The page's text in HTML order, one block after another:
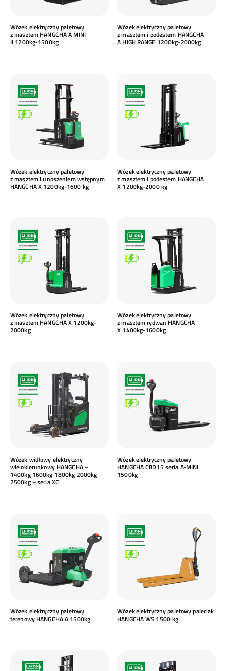
Wózek elektryczny paletowy
z masztem HANGCHA A MINI
II 1200kg-1500kg
Wózek elektryczny paletowy
z masztem i podestem HANGCHA
A HIGH RANGE 1200kg-2000kg
Wózek elektryczny paletowy
z masztem i unoszeniem wstępnym
HANGCHA X 1200kg-1600 kg
Wózek elektryczny paletowy
z masztem i podestem HANGCHA
X 1200kg-2000 kg
Wózek elektryczny paletowy
z masztem HANGCHA X 1200kg-
2000kg
Wózek elektryczny paletowy
z masztem rydwan HANGCHA
X 1400kg-1600kg
Wózek widłowy elektryczny
wielokierunkowy HANGCHA –
1400kg 1600kg 1800kg 2000kg
2500kg – seria XC
Wózek elektryczny paletowy
HANGCHA CBD15 seria A-MINI
1500kg
Wózek elektryczny paletowy
terenowy HANGCHA A 1500kg
Wózek elektryczny paletowy paleciak
HANGCHA WS 1500 kg